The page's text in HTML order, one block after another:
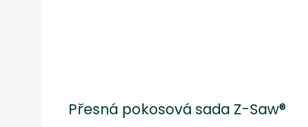
Přesná pokosová sada Z-Saw®